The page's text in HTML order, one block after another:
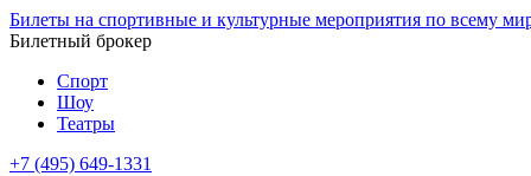
Билеты на спортивные и культурные мероприятия по всему
Билетный брокер
Спорт
Шоу
Театры
+7 (495) 649-1331